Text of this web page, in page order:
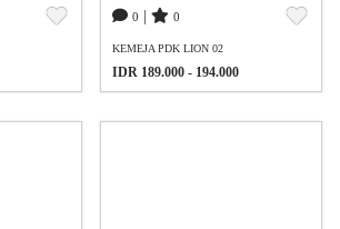
0 0
KEMEJA PDK LION 02
IDR 189.000 - 194.000